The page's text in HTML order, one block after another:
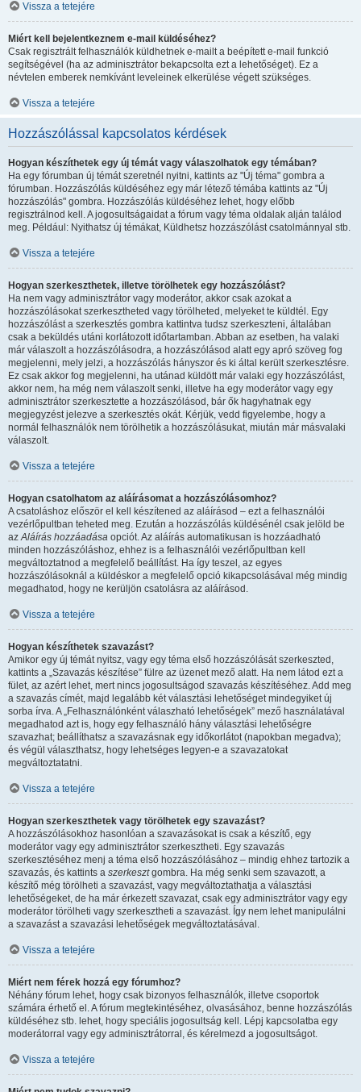
Vissza a tetejére
Miért kell bejelentkeznem e-mail küldéséhez?
Csak regisztrált felhasználók küldhetnek e-mailt a beépített e-mail funkció
segítségével (ha az adminisztrátor bekapcsolta ezt a lehetőséget). Ez a
névtelen emberek nemkívánt leveleinek elkerülése végett szükséges.
Vissza a tetejére
Hozzászólással kapcsolatos kérdések
Hogyan készíthetek egy új témát vagy válaszolhatok egy témában?
Ha egy fórumban új témát szeretnél nyitni, kattints az "Új téma" gombra a
fórumban. Hozzászólás küldéséhez egy már létező témába kattints az "Új
hozzászólás" gombra. Hozzászólás küldéséhez lehet, hogy előbb
regisztrálnod kell. A jogosultságaidat a fórum vagy téma oldalak alján találod
meg. Például: Nyithatsz új témákat, Küldhetsz hozzászólást csatolmánnyal stb.
Vissza a tetejére
Hogyan szerkeszthetek, illetve törölhetek egy hozzászólást?
Ha nem vagy adminisztrátor vagy moderátor, akkor csak azokat a
hozzászólásokat szerkesztheted vagy törölheted, melyeket te küldtél. Egy
hozzászólást a szerkesztés gombra kattintva tudsz szerkeszteni, általában
csak a beküldés utáni korlátozott időtartamban. Abban az esetben, ha valaki
már válaszolt a hozzászólásodra, a hozzászólásod alatt egy apró szöveg fog
megjelenni, mely jelzi, a hozzászólás hányszor és ki által került szerkesztésre.
Ez csak akkor fog megjelenni, ha utánad küldött már valaki egy hozzászólást,
akkor nem, ha még nem válaszolt senki, illetve ha egy moderátor vagy egy
adminisztrátor szerkesztette a hozzászólásod, bár ők hagyhatnak egy
megjegyzést jelezve a szerkesztés okát. Kérjük, vedd figyelembe, hogy a
normál felhasználók nem törölhetik a hozzászólásukat, miután már másvalaki
válaszolt.
Vissza a tetejére
Hogyan csatolhatom az aláírásomat a hozzászólásomhoz?
A csatoláshoz először el kell készítened az aláírásod – ezt a felhasználói
vezérlőpultban teheted meg. Ezután a hozzászólás küldésénél csak jelöld be
azAláírás hozzáadása opciót. Az aláírás automatikusan is hozzáadható
minden hozzászóláshoz, ehhez is a felhasználói vezérlőpultban kell
megváltoztatnod a megfelelő beállítást. Ha így teszel, az egyes
hozzászólásoknál a küldéskor a megfelelő opció kikapcsolásával még mindig
megadhatod, hogy ne kerüljön csatolásra az aláírásod.
Vissza a tetejére
Hogyan készíthetek szavazást?
Amikor egy új témát nyitsz, vagy egy téma első hozzászólását szerkeszted,
kattints a „Szavazás készítése” fülre az üzenet mező alatt. Ha nem látod ezt a
fület, az azért lehet, mert nincs jogosultságod szavazás készítéséhez. Add meg
a szavazás címét, majd legalább két választási lehetőséget mindegyiket új
sorba írva. A „Felhasználónként válaszható lehetőségek” mező használatával
megadhatod azt is, hogy egy felhasználó hány választási lehetőségre
szavazhat; beállíthatsz a szavazásnak egy időkorlátot (napokban megadva);
és végül választhatsz, hogy lehetséges legyen-e a szavazatokat
megváltoztatatni.
Vissza a tetejére
Hogyan szerkeszthetek vagy törölhetek egy szavazást?
A hozzászólásokhoz hasonlóan a szavazásokat is csak a készítő, egy
moderátor vagy egy adminisztrátor szerkesztheti. Egy szavazás
szerkesztéséhez menj a téma első hozzászólásához – mindig ehhez tartozik a
szavazás, és kattints a szerkesztgombra. Ha még senki sem szavazott, a
készítő még törölheti a szavazást, vagy megváltoztathatja a választási
lehetőségeket, de ha már érkezett szavazat, csak egy adminisztrátor vagy egy
moderátor törölheti vagy szerkesztheti a szavazást. Így nem lehet manipulálni
a szavazást a szavazási lehetőségek megváltoztatásával.
Vissza a tetejére
Miért nem férek hozzá egy fórumhoz?
Néhány fórum lehet, hogy csak bizonyos felhasználók, illetve csoportok
számára érhető el. A fórum megtekintéséhez, olvasásához, benne hozzászólás
küldéséhez stb. lehet, hogy speciális jogosultság kell. Lépj kapcsolatba egy
moderátorral vagy egy adminisztrátorral, és kérelmezd a jogosultságot.
Vissza a tetejére